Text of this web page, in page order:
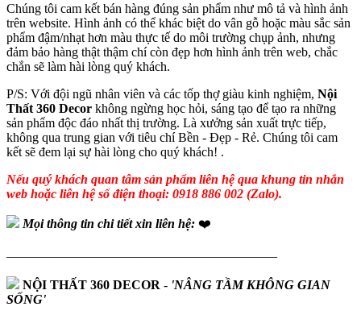
Chúng tôi cam kết bán hàng đúng sản phẩm như mô tả và hình ảnh
trên website. Hình ảnh có thể khác biệt do vân gỗ hoặc màu sắc sản
phẩm đậm/nhạt hơn màu thực tế do môi trường chụp ảnh, nhưng
đảm bảo hàng thật thậm chí còn đẹp hơn hình ảnh trên web, chắc
chắn sẽ làm hài lòng quý khách.
P/S: Với đội ngũ nhân viên và các tốp thợ giàu kinh nghiệm, Nội
Thất 360 Decor không ngừng học hỏi, sáng tạo để tạo ra những
sản phẩm độc đáo nhất thị trường. Là xưởng sản xuất trực tiếp,
không qua trung gian với tiêu chí Bền - Đẹp - Rẻ. Chúng tôi cam
kết sẽ đem lại sự hài lòng cho quý khách! .
Nếu quý khách quan tâm sản phẩm liên hệ qua khung tin nhắn
web hoặc liên hệ số điện thoại: 0918 886 002 (Zalo).
Mọi thông tin chi tiết xin liên hệ: ❤️
—————————————————————
NỘI THẤT 360 DECOR - 'NÂNG TẦM KHÔNG GIAN
SỐNG'